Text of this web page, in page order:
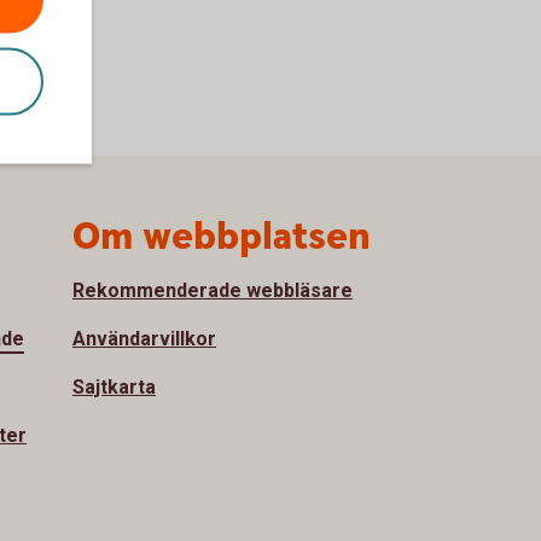
Om webbplatsen
Rekommenderade webbläsare
Användarvillkor
Sajtkarta